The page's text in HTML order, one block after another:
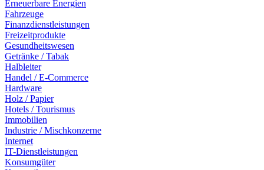
Erneuerbare Energien
Fahrzeuge
Finanzdienstleistungen
Freizeitprodukte
Gesundheitswesen
Getränke / Tabak
Halbleiter
Handel / E-Commerce
Hardware
Holz / Papier
Hotels / Tourismus
Immobilien
Industrie / Mischkonzerne
Internet
IT-Dienstleistungen
Konsumgüter